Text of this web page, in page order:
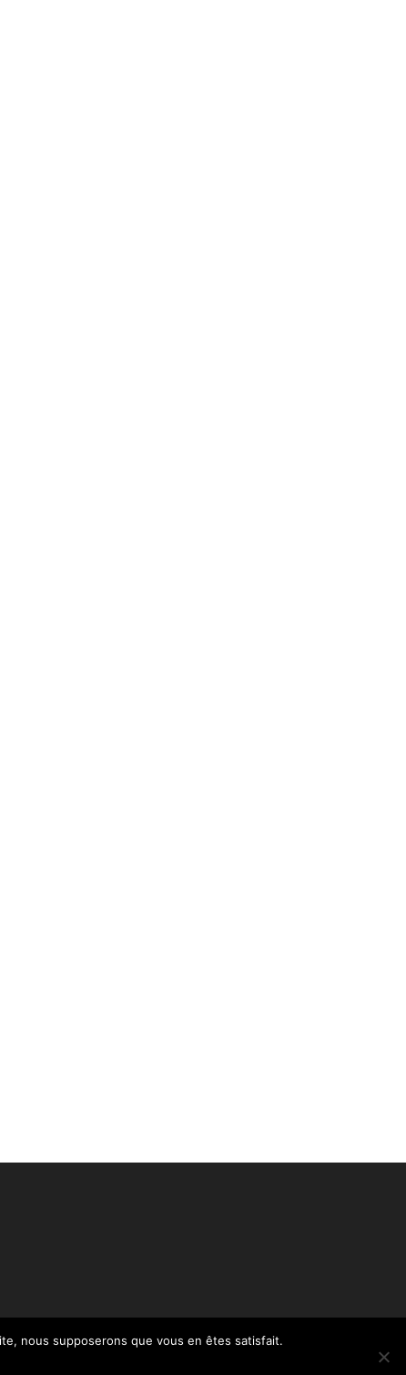
Politique de confidentialité – RGPD
nous supposerons que vous en êtes satisfait.